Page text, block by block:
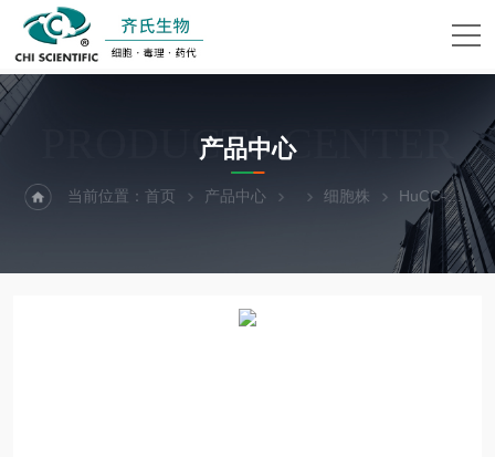
PRODUCTS CENTER
产品中心
当前位置：首页 产品中心 细胞株 HuCC-T1人肝内胆管癌细胞